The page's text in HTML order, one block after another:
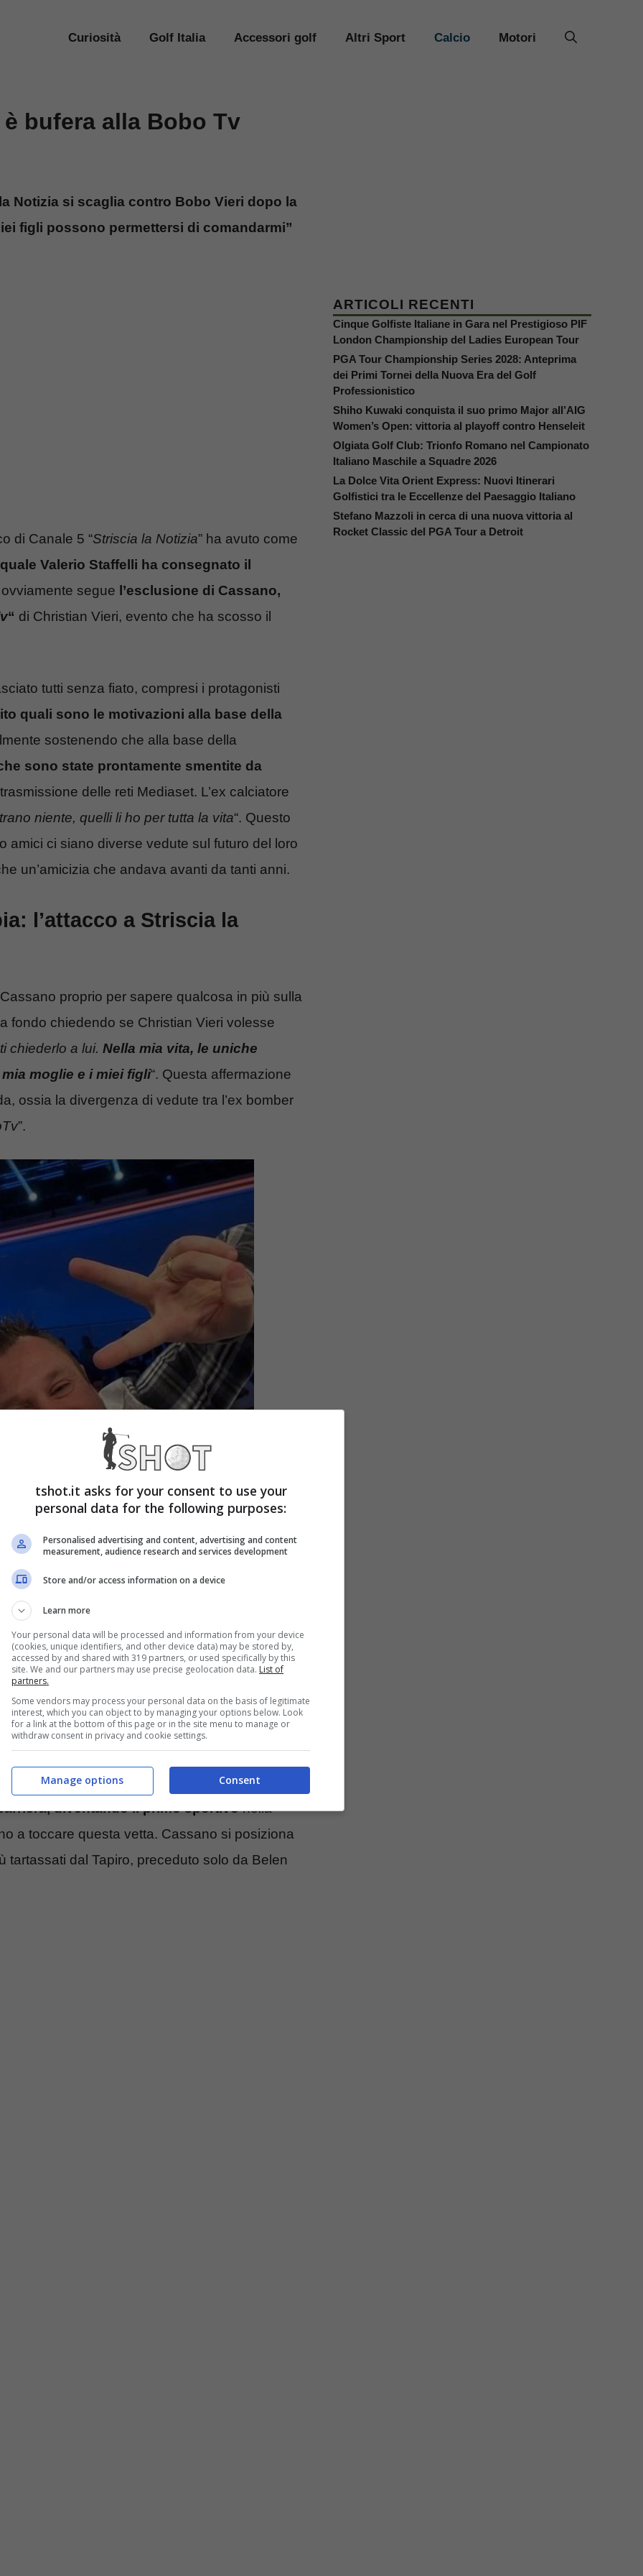
Curiosità Golf Italia Accessori golf Altri Sport Calcio Motori
bufera alla Bobo Tv
Notizia si scaglia contro Bobo Vieri dopo la
figli possono permettersi di comandarmi”
di Canale 5 “Striscia la Notizia” ha avuto come
Valerio Staffelli ha consegnato il
ovviamente segue l’esclusione di Cassano,
“ di Christian Vieri, evento che ha scosso il
tutti senza fiato, compresi i protagonisti
quali sono le motivazioni alla base della
sostenendo che alla base della
sono state prontamente smentite da
delle reti Mediaset. L’ex calciatore
niente, quelli li ho per tutta la vita“. Questo
amici ci siano diverse vedute sul futuro del loro
un’amicizia che andava avanti da tanti anni.
l’attacco a Striscia la
proprio per sapere qualcosa in più sulla
fondo chiedendo se Christian Vieri volesse
chiederlo a lui. Nella mia vita, le uniche
moglie e i miei figli“. Questa affermazione
ossia la divergenza di vedute tra l’ex bomber
”.
trio composto da lui, Adani e Ventola aveva
BoboTv”, ma che per farlo serviva anche la
suggerito di inserire una o più nuove figure
davanti alle telecamere.
dall’ex bomber avrebbe indispettito il trio
vecchio compagno arrivando fino al triplice
del Tapiro d’Oro
Antonio Cassano
diventando il primo sportivonella
a toccare questa vetta. Cassano si posiziona
tartassati dal Tapiro, preceduto solo da Belen
ARTICOLI RECENTI
Cinque Golfiste Italiane in Gara nel Prestigioso PIF
London Championship del Ladies European Tour
PGA Tour Championship Series 2028: Anteprima
dei Primi Tornei della Nuova Era del Golf
Professionistico
Shiho Kuwaki conquista il suo primo Major all’AIG
Women’s Open: vittoria al playoff contro Henseleit
Olgiata Golf Club: Trionfo Romano nel Campionato
Italiano Maschile a Squadre 2026
La Dolce Vita Orient Express: Nuovi Itinerari
Golfistici tra le Eccellenze del Paesaggio Italiano
Stefano Mazzoli in cerca di una nuova vittoria al
Rocket Classic del PGA Tour a Detroit
tshot.it asks for your consent to use your
personal data for the following purposes:
Personalised advertising and content, advertising and content
measurement, audience research and services development
Store and/or access information on a device
Learn more
Your personal data will be processed and information from your device
(cookies, unique identifiers, and other device data) may be stored by,
accessed by and shared with 319 partners, or used specifically by this
site. We and our partners may use precise geolocation data. List of
partners.
Some vendors may process your personal data on the basis of legitimate
interest, which you can object to by managing your options below. Look
for a link at the bottom of this page or in the site menu to manage or
withdraw consent in privacy and cookie settings.
Consent
Manage options